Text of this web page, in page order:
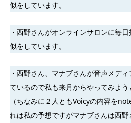
似をしています。
・西野さんがオンラインサロンに毎
似をしています。
・西野さん、マナブさんが音声メデ
ているので私も来月からやってみよう
（ちなみに２人ともVoicyの内容を
れは私の予想ですがマナブさんは西